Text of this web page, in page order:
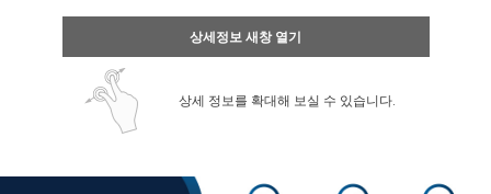
상세정보 새창 열기
상세 정보를 확대해 보실 수 있습니다.